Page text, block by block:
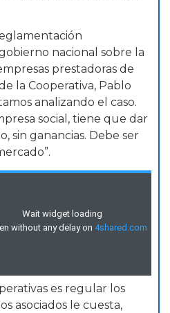
nacional sobre la
prestadoras de
la Cooperativa, Pablo
analizando el caso.
social, tiene que dar
sin ganancias. Debe ser
es regular los
asociados le cuesta,